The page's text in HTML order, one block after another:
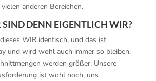
anderen Bereichen.
SIND DENN EIGENTLICH WIR?
WIR identisch, und das ist
und wird wohl auch immer so bleiben.
werden größer. Unsere
ist wohl noch, uns